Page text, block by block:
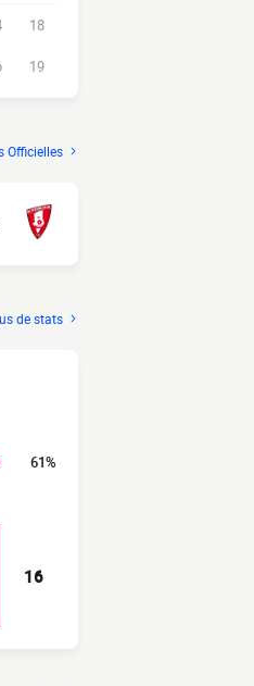
18
19
Officielles
de stats
61%
16